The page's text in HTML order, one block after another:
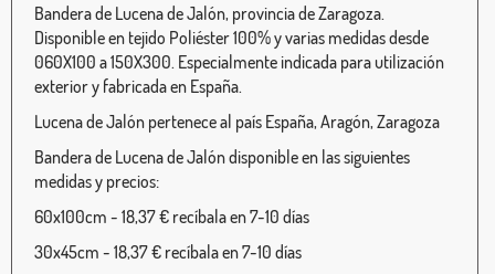
Bandera de Lucena de Jalón, provincia de Zaragoza.
Disponible en tejido Poliéster 100% y varias medidas desde
060X100 a 150X300. Especialmente indicada para utilización
exterior y fabricada en España.
Lucena de Jalón pertenece al país España, Aragón, Zaragoza
Bandera de Lucena de Jalón disponible en las siguientes
medidas y precios:
60x100cm - 18,37 € recíbala en 7-10 días
30x45cm - 18,37 € recíbala en 7-10 días